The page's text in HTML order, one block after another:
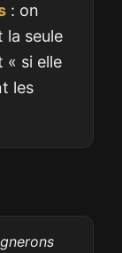
: on
la seule
« si elle
les